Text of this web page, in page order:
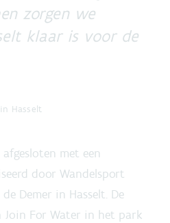
zorgen we
klaar is voor de
Hasselt
met een
door Wandelsport
Demer in Hasselt. De
For Water in het park